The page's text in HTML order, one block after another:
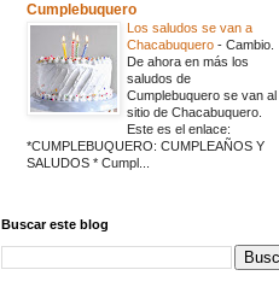
Cumplebuquero
Los saludos se van a
Chacabuquero - Cambio.
De ahora en más los
saludos de
Cumplebuquero se van al
sitio de Chacabuquero.
Este es el enlace:
*CUMPLEBUQUERO: CUMPLEAÑOS Y
SALUDOS * Cumpl...
Buscar este blog